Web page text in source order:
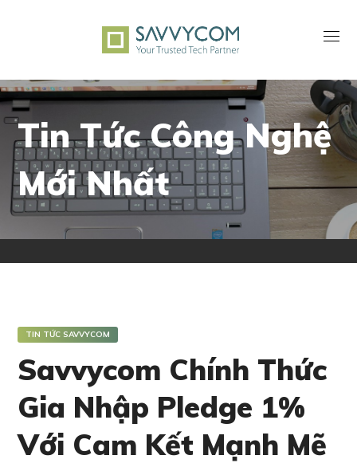
Tin Tức Công Nghệ
Mới Nhất
TIN TỨC SAVVYCOM
Savvycom Chính Thức
Gia Nhập Pledge 1%
Với Cam Kết Mạnh Mẽ